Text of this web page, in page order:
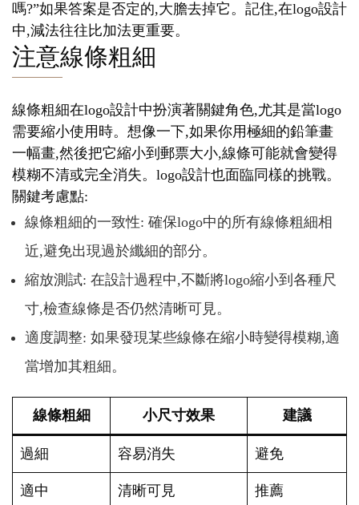
嗎?”如果答案是否定的,大膽去掉它。記住,在logo設計
中,減法往往比加法更重要。
注意線條粗細
線條粗細在logo設計中扮演著關鍵角色,尤其是當logo
需要縮小使用時。想像一下,如果你用極細的鉛筆畫
一幅畫,然後把它縮小到郵票大小,線條可能就會變得
模糊不清或完全消失。logo設計也面臨同樣的挑戰。
關鍵考慮點:
線條粗細的一致性: 確保logo中的所有線條粗細相
近,避免出現過於纖細的部分。
縮放測試: 在設計過程中,不斷將logo縮小到各種尺
寸,檢查線條是否仍然清晰可見。
適度調整: 如果發現某些線條在縮小時變得模糊,適
當增加其粗細。
線條粗細 小尺寸效果 建議
過細 容易消失 避免
適中 清晰可見 推薦